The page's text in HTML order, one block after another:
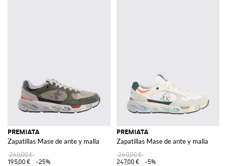
PREMIATA
Zapatillas Mase de ante y malla
260,00 €
195,00 €
-25%
PREMIATA
Zapatillas Mase de ante y malla
260,00 €
247,00 €
-5%